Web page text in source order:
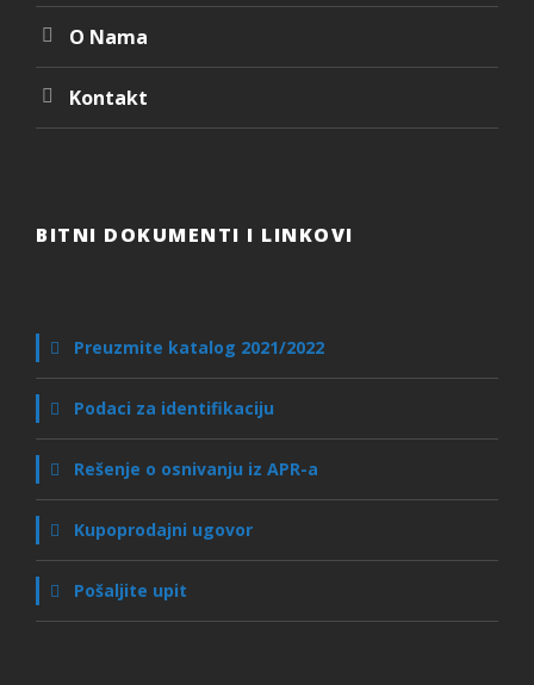
O Nama
Kontakt
BITNI DOKUMENTI I LINKOVI
Preuzmite katalog 2021/2022
Podaci za identifikaciju
Rešenje o osnivanju iz APR-a
Kupoprodajni ugovor
Pošaljite upit